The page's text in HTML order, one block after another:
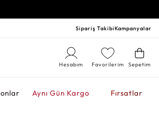
Sipariş TakibiKampanyalar
Sepetim
Favorilerim
Hesabım
Aynı Gün Kargo Fırsatlar